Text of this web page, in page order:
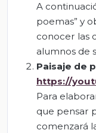
A
poemas” y
conocer las
alumnos de
Paisaje de
https://
Para
que pensar
comenzará